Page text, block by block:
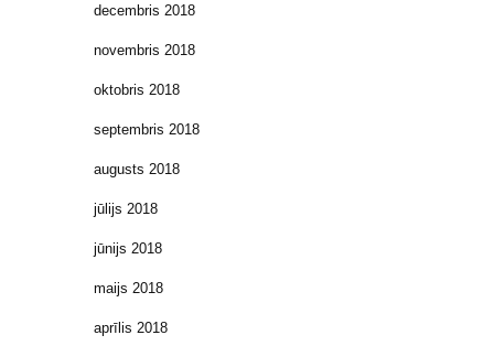
decembris 2018
novembris 2018
oktobris 2018
septembris 2018
augusts 2018
jūlijs 2018
jūnijs 2018
maijs 2018
aprīlis 2018